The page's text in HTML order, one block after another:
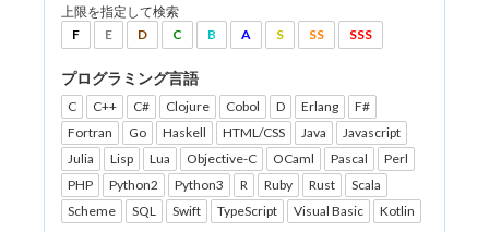
上限を指定して検索
F
E D C B A S SS SSS
プログラミング言語
C C++ C# Clojure Cobol D Erlang
F#
Fortran
Go Haskell HTML/CSS Java
Javascript
Julia
Lisp Lua Objective-C OCaml Pascal
Perl
PHP
Python2 Python3 R Ruby Rust
Scala
Scheme
SQL Swift TypeScript Visual Basic Kotlin